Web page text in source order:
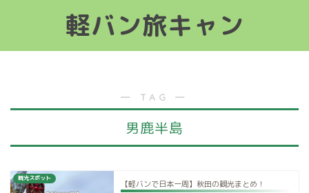
軽バン旅キャン
― TAG ―
男鹿半島
観光スポット
【軽バンで日本一周】秋田の観光まとめ！